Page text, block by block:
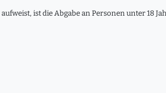
ist die Abgabe an Personen unter 18